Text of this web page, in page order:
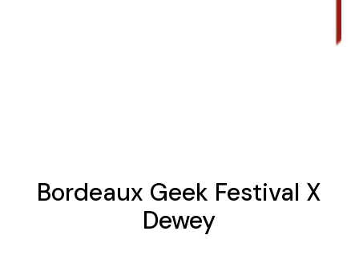
Bordeaux Geek Festival X
Dewey